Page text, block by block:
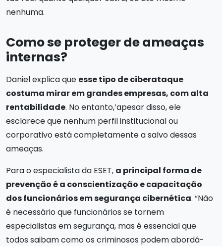
nenhuma.
Como se proteger de ameaças
internas?
Daniel explica que esse tipo de ciberataque
costuma mirar em grandes empresas, com alta
rentabilidade. No entanto,’apesar disso, ele
esclarece que nenhum perfil institucional ou
corporativo está completamente a salvo dessas
ameaças.
Para o especialista da ESET, a principal forma de
prevenção é a conscientização e capacitação
dos funcionários em segurança cibernética. “Não
é necessário que funcionários se tornem
especialistas em segurança, mas é essencial que
todos saibam como os criminosos podem abordá-